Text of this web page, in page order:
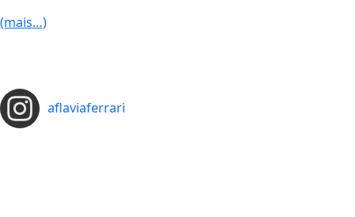
(mais…)
aflaviaferrari